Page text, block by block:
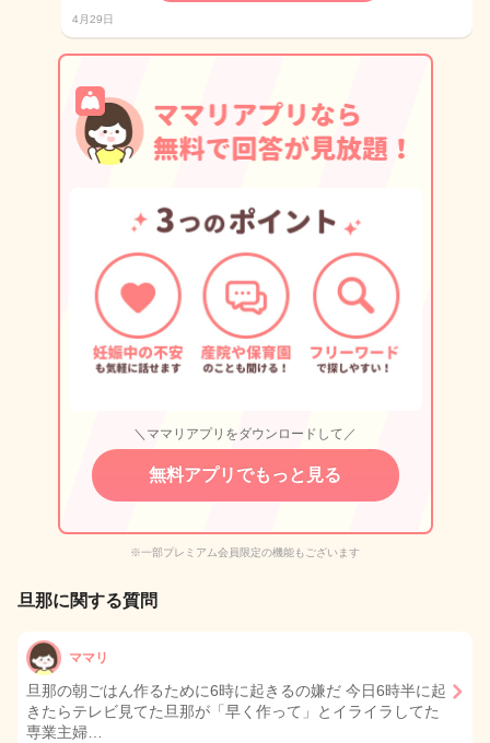
4月29日
＼ママリアプリをダウンロードして／
無料アプリでもっと見る
※一部プレミアム会員限定の機能もございます
旦那に関する質問
ママリ
旦那の朝ごはん作るために6時に起きるの嫌だ 今日6時半に起
きたらテレビ見てた旦那が「早く作って」とイライラしてた
専業主婦…